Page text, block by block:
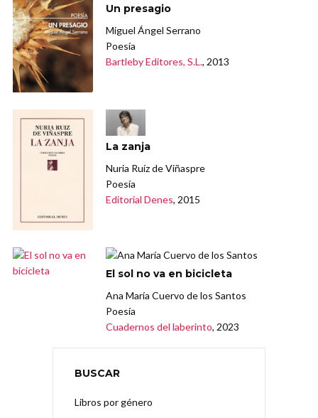
Un presagio
Miguel Ángel Serrano
Poesía
Bartleby Editores, S.L., 2013
La zanja
Nuria Ruíz de Viñaspre
Poesía
Editorial Denes, 2015
El sol no va en bicicleta
Ana María Cuervo de los Santos
Poesía
Cuadernos del laberinto, 2023
BUSCAR
Libros por género